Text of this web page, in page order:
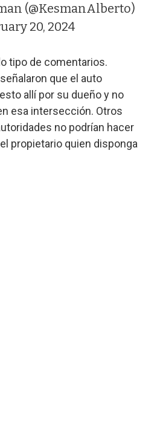
(@KesmanAlberto)
20, 2024
tipo de comentarios.
que el auto
allí por su dueño y no
esa intersección. Otros
no podrían hacer
propietario quien disponga